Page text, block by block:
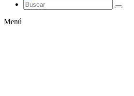
Menú